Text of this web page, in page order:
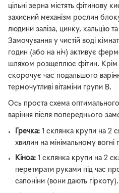
цільні зерна містять фітинову
захисний механізм рослин
людини заліза, цинку, кальцію
Замочування у чистій воді
годин (або на ніч) активує
шляхом розщеплює фітин. Крім
скорочує час подальшого
термочутливі вітаміни групи B.
Ось проста схема оптимального
варіння після попереднього
Гречка: 1 склянка крупи на 2
хвилин на мінімальному
Кіноа: 1 склянка крупи на 2
перетирати руками під час
сапоніни (вони дають